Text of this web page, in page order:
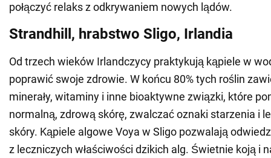
połączyć relaks z odkrywaniem nowych lądów.
Strandhill, hrabstwo Sligo, Irlandia
Od trzech wieków Irlandczycy praktykują kąpiele w
poprawić swoje zdrowie. W końcu 80% tych roślin
minerały, witaminy i inne bioaktywne związki, które
normalną, zdrową skórę, zwalczać oznaki starzenia i
skóry. Kąpiele algowe Voya w Sligo pozwalają
z leczniczych właściwości dzikich alg. Świetnie koją i